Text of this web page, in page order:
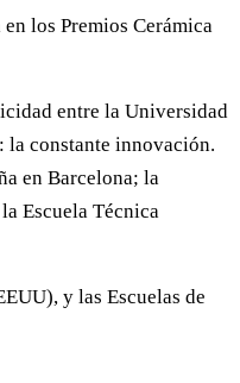
los Premios Cerámica
entre la Universidad
la constante innovación.
en Barcelona; la
Escuela Técnica
y las Escuelas de